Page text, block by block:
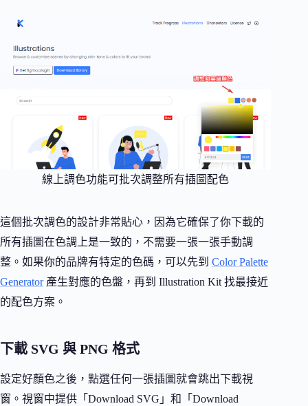
線上調色功能可批次調整所有插圖配色
這個批次調色的設計非常貼心，因為它確保了你下載的
所有插圖在色調上是一致的，不需要一張一張手動調
整。如果你的品牌有特定的色碼，可以先到 Color Palette
Generator產生對應的色盤，再到 Illustration Kit 找最接近
的配色方案。
下載 SVG 與 PNG 格式
設定好顏色之後，點選任何一張插圖就會跳出下載視
窗。視窗中提供「Download SVG」和「Download